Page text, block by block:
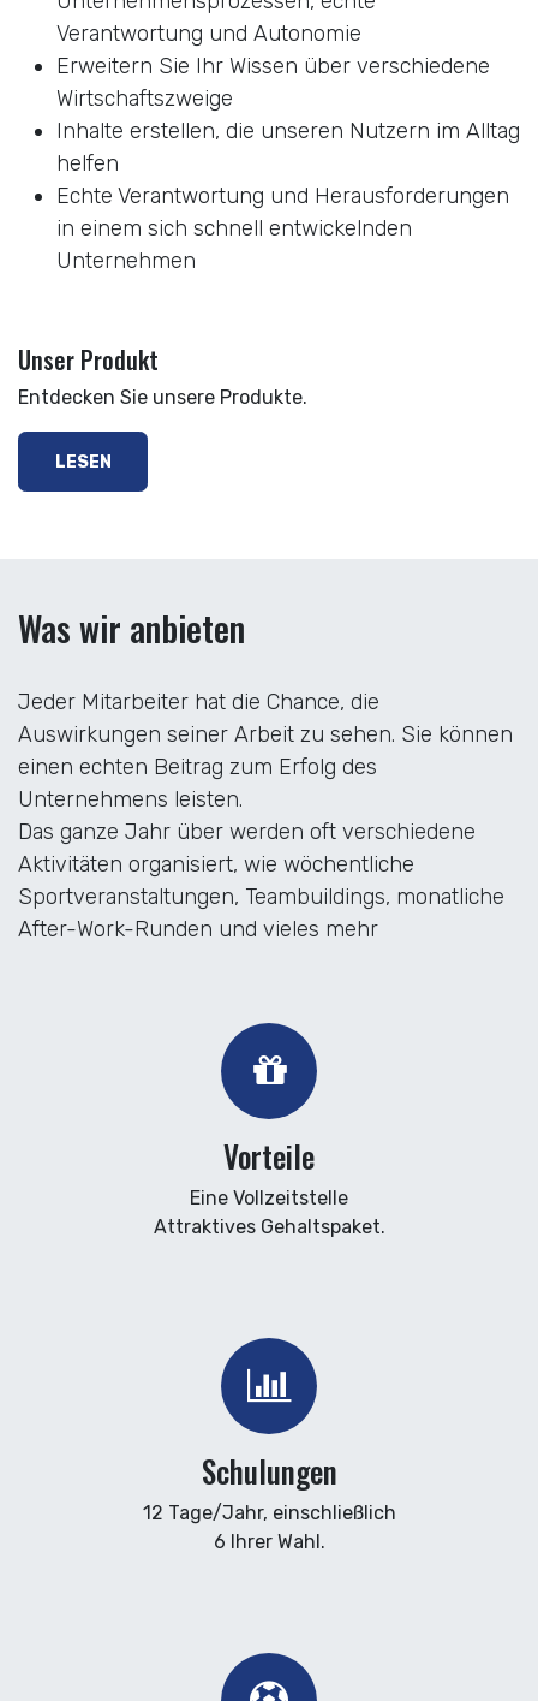
Verantwortung und Autonomie
Erweitern Sie Ihr Wissen über verschiedene
Wirtschaftszweige
Inhalte erstellen, die unseren Nutzern im Alltag
helfen
Echte Verantwortung und Herausforderungen
in einem sich schnell entwickelnden
Unternehmen
Unser Produkt
Entdecken Sie unsere Produkte.
LESEN
Was wir anbieten
Jeder Mitarbeiter hat die Chance, die
Auswirkungen seiner Arbeit zu sehen. Sie können
einen echten Beitrag zum Erfolg des
Unternehmens leisten.
Das ganze Jahr über werden oft verschiedene
Aktivitäten organisiert, wie wöchentliche
Sportveranstaltungen, Teambuildings, monatliche
After-Work-Runden und vieles mehr
Vorteile
Eine Vollzeitstelle
Attraktives Gehaltspaket.
Schulungen
12 Tage/Jahr, einschließlich
6 Ihrer Wahl.